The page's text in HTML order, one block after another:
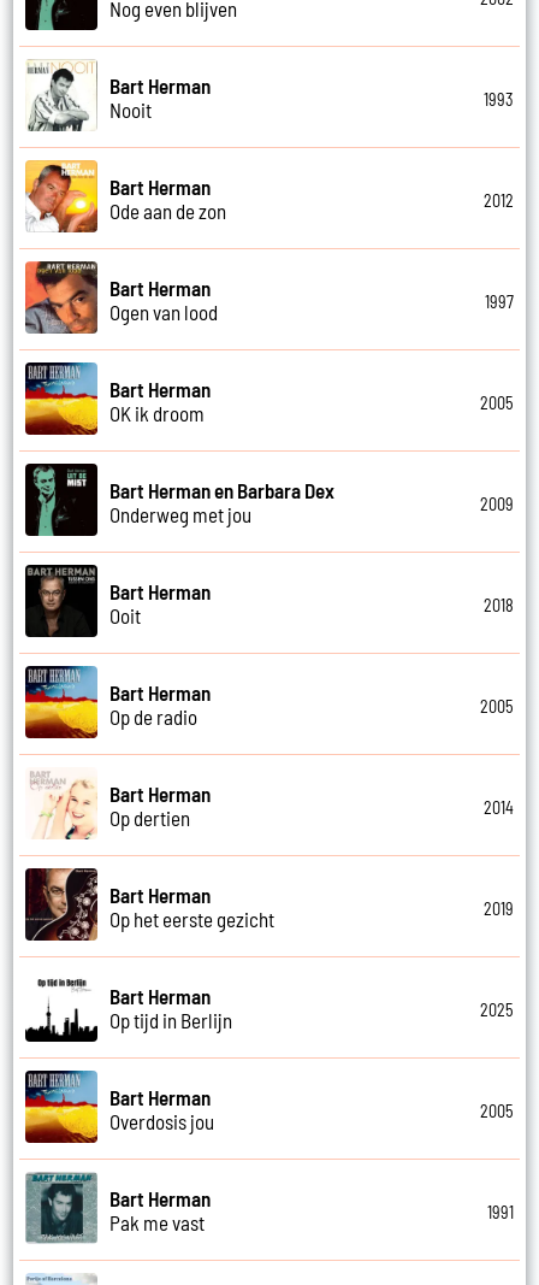
Nog even blijven
Bart Herman
Nooit
1993
Bart Herman
Ode aan de zon
2012
Bart Herman
Ogen van lood
1997
Bart Herman
OK ik droom
2005
Bart Herman en Barbara Dex
Onderweg met jou
2009
Bart Herman
Ooit
2018
Bart Herman
Op de radio
2005
Bart Herman
Op dertien
2014
Bart Herman
Op het eerste gezicht
2019
Bart Herman
Op tijd in Berlijn
2025
Bart Herman
Overdosis jou
2005
Bart Herman
Pak me vast
1991